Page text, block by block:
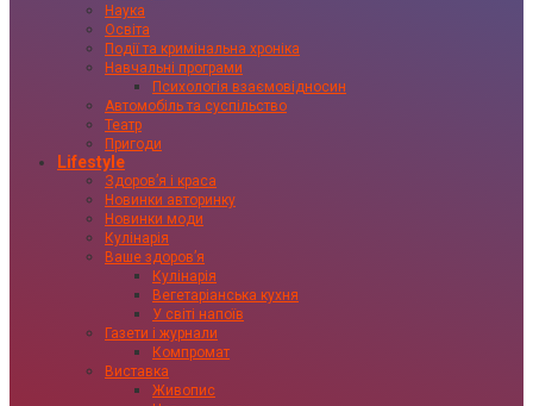
Наука
Освіта
Події та кримінальна хроніка
Навчальні програми
Психологія взаємовідносин
Автомобіль та суспільство
Театр
Пригоди
Lifestyle
Здоровʼя і краса
Новинки авторинку
Новинки моди
Кулінарія
Ваше здоровʼя
Кулінарія
Вегетаріанська кухня
У світі напоїв
Газети і журнали
Компромат
Виставка
Живопис